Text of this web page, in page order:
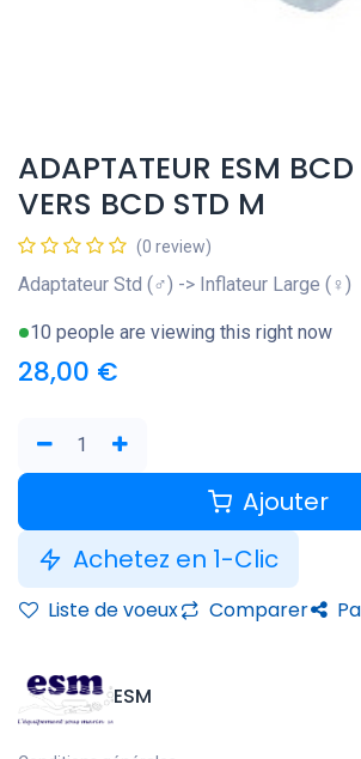
ADAPTATEUR ESM
VERS BCD STD M
(0 review)
Adaptateur Std (♂) -> Inflateur Large (♀)
10 people are viewing this right now
28,00 €
Ajouter
Achetez en 1-Clic
Liste de voeux Comparer
ESM